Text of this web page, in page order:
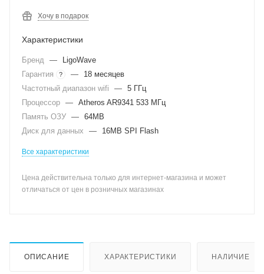
Хочу в подарок
Характеристики
Бренд —
LigoWave
Гарантия
? —
18 месяцев
Частотный диапазон wifi
— 5 ГГц
Процессор — Atheros AR9341 533 МГц
Память ОЗУ — 64MB
Диск для данных
— 16MB SPI Flash
Все характеристики
Цена действительна только для интернет-магазина и может
отличаться от цен в розничных магазинах
ОПИСАНИЕ ХАРАКТЕРИСТИКИ НАЛИЧИЕ